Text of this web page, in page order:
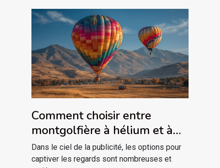
Comment choisir entre
montgolfière à hélium et à
air pulsé pour votre publicité
Dans le ciel de la publicité, les options pour
captiver les regards sont nombreuses et